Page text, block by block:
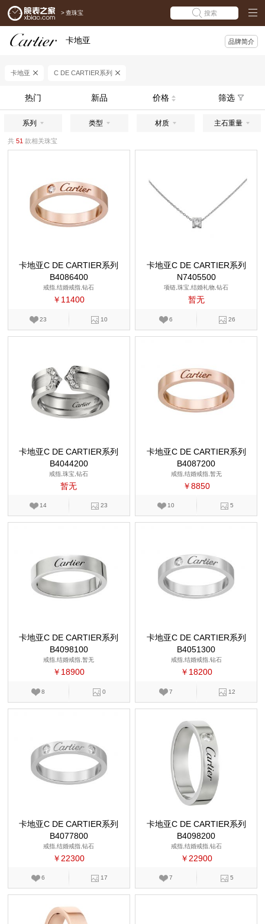
> 查珠宝 搜索
卡地亚 品牌简介
卡地亚 C DE CARTIER系列
热门 新品 价格 筛选
系列 类型 材质 主石重量
共 51 款相关珠宝
卡地亚C DE CARTIER系列
B4086400
戒指,结婚戒指,钻石
￥11400
23 10
卡地亚C DE CARTIER系列
N7405500
项链,珠宝,结婚礼物,钻石
暂无
6 26
卡地亚C DE CARTIER系列
B4044200
戒指,珠宝,钻石
暂无
14 23
卡地亚C DE CARTIER系列
B4087200
戒指,结婚戒指,暂无
￥8850
10 5
卡地亚C DE CARTIER系列
B4098100
戒指,结婚戒指,暂无
￥18900
8 0
卡地亚C DE CARTIER系列
B4051300
戒指,结婚戒指,钻石
￥18200
7 12
卡地亚C DE CARTIER系列
B4077800
戒指,结婚戒指,钻石
￥22300
6 17
卡地亚C DE CARTIER系列
B4098200
戒指,结婚戒指,钻石
￥22900
7 5